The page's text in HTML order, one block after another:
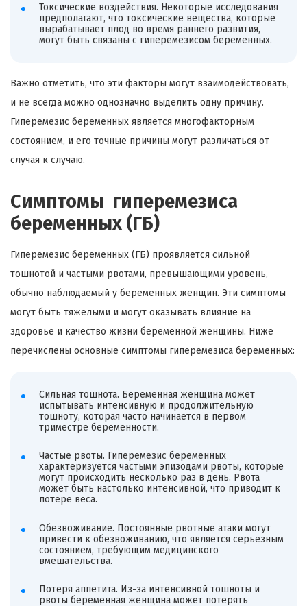
Токсические воздействия. Некоторые исследования
предполагают, что токсические вещества, которые
вырабатывает плод во время раннего развития,
могут быть связаны с гиперемезисом беременных.
Важно отметить, что эти факторы могут взаимодействовать,
и не всегда можно однозначно выделить одну причину.
Гиперемезис беременных является многофакторным
состоянием, и его точные причины могут различаться от
случая к случаю.
Симптомы гиперемезиса
беременных (ГБ)
Гиперемезис беременных (ГБ) проявляется сильной
тошнотой и частыми рвотами, превышающими уровень,
обычно наблюдаемый у беременных женщин. Эти симптомы
могут быть тяжелыми и могут оказывать влияние на
здоровье и качество жизни беременной женщины. Ниже
перечислены основные симптомы гиперемезиса беременных:
Сильная тошнота. Беременная женщина может
испытывать интенсивную и продолжительную
тошноту, которая часто начинается в первом
триместре беременности.
Частые рвоты. Гиперемезис беременных
характеризуется частыми эпизодами рвоты, которые
могут происходить несколько раз в день. Рвота
может быть настолько интенсивной, что приводит к
потере веса.
Обезвоживание. Постоянные рвотные атаки могут
привести к обезвоживанию, что является серьезным
состоянием, требующим медицинского
вмешательства.
Потеря аппетита. Из-за интенсивной тошноты и
рвоты беременная женщина может потерять